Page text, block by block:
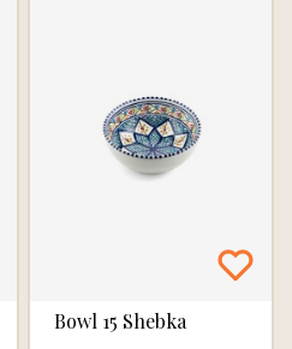
Bowl 15 Shebka